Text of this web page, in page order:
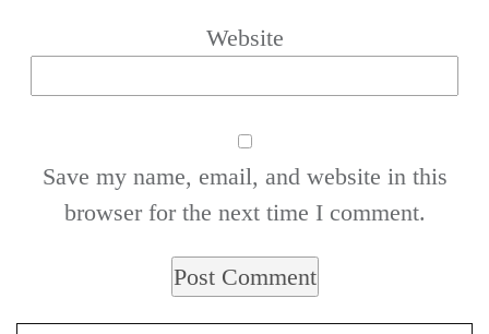
Website
Save my name, email, and website in this
browser for the next time I comment.